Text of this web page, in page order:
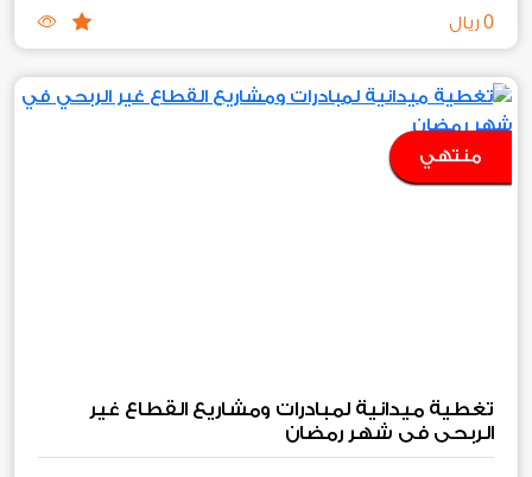
0 ريال
منتهي
تغطية ميدانية لمبادرات ومشاريع القطاع غير
الربحي في شهر رمضان